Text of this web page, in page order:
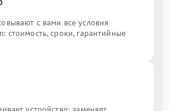
с вами все условия
стоимость, сроки, гарантийные